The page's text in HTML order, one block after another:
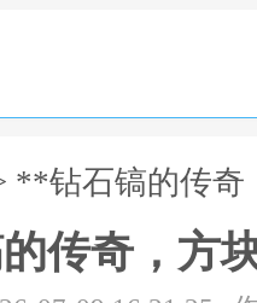
**钻石镐的传
传奇，方